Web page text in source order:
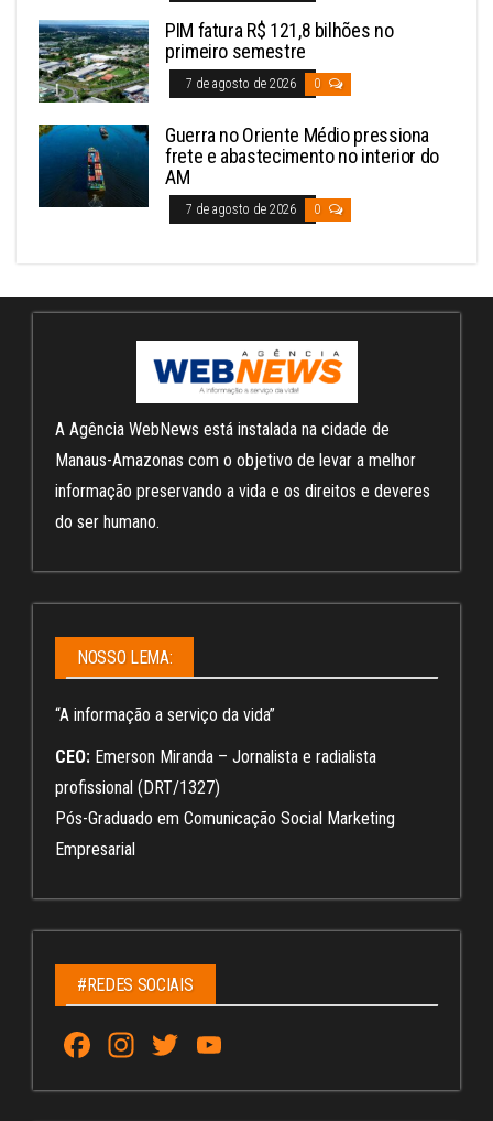
PIM fatura R$ 121,8 bilhões no
primeiro semestre
7 de agosto de 2026 0
Guerra no Oriente Médio pressiona
frete e abastecimento no interior do
AM
7 de agosto de 2026 0
A Agência WebNews está instalada na cidade de
Manaus-Amazonas com o objetivo de levar a melhor
informação preservando a vida e os direitos e deveres
do ser humano.
NOSSO LEMA:
“A informação a serviço da vida”
CEO: Emerson Miranda – Jornalista e radialista
profissional (DRT/1327)
Pós-Graduado em Comunicação Social Marketing
Empresarial
#REDES SOCIAIS
Fa
ce
In
st
T
wi u